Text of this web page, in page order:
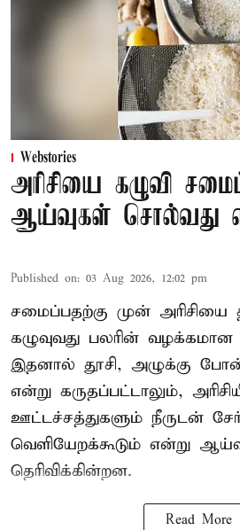
Webstories
அரிசியை கழுவி
ஆய்வுகள் சொல்வது
Published on: 03 Aug 2026, 12:02 pm
சமைப்பதற்கு முன்
கழுவுவது பலரின்
இதனால் தூசி, அழுக்கு
என்று கருதப்பட்டாலும்,
ஊட்டச்சத்துகளும் நீருடன்
வெளியேறக்கூடும் என்று
தெரிவிக்கின்றன.
Read More